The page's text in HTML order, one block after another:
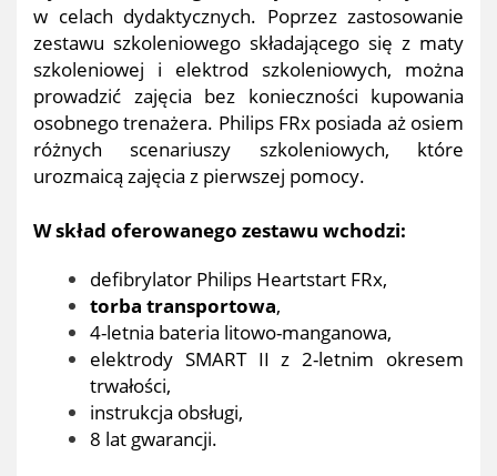
w celach dydaktycznych. Poprzez zastosowanie
zestawu szkoleniowego składającego się z maty
szkoleniowej i elektrod szkoleniowych, można
prowadzić zajęcia bez konieczności kupowania
osobnego trenażera. Philips FRx posiada aż osiem
różnych scenariuszy szkoleniowych, które
urozmaicą zajęcia z pierwszej pomocy.
W skład oferowanego zestawu wchodzi:
defibrylator Philips Heartstart FRx,
torba transportowa,
4-letnia bateria litowo-manganowa,
elektrody SMART II z 2-letnim okresem
trwałości,
instrukcja obsługi,
8 lat gwarancji.